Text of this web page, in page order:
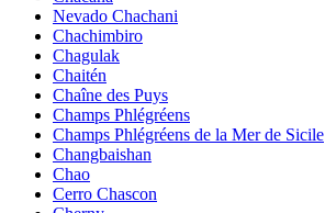
Nevado Chachani
Chachimbiro
Chagulak
Chaitén
Chaîne des Puys
Champs Phlégréens
Champs Phlégréens de la Mer de Sicile
Changbaishan
Chao
Cerro Chascon